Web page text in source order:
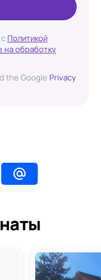
Политикой
на обработку
the Google Privacy